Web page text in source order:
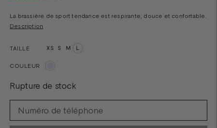
La brassière de sport tendance est respirante, douce et confortable.
Description
TAILLE XS S M L
COULEUR
Rupture de stock